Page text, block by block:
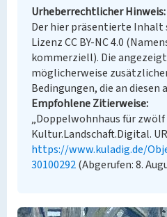
Urheberrechtlicher Hinweis
Der hier präsentierte
Lizenz CC BY-NC 4.0
kommerziell). Die
möglicherweise
Bedingungen, die an diesen
Empfohlene Zitierweise
„Doppelwohnhaus für zwölf
Kultur.Landschaft.Digital.
https://www.kuladig.de/
30100292(Abgerufen: 8.